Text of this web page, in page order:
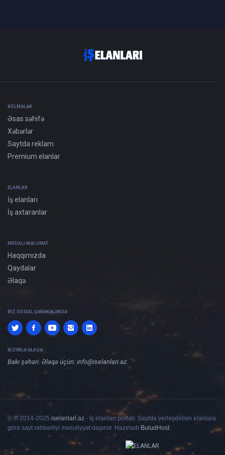
BÖLMƏLƏR
Əsas səhifə
Xəbərlər
Saytda reklam
Premium elanlar
ELANLAR
İş elanları
İş axtaranlar
FAYDALI MƏLUMAT
Haqqımızda
Qaydalar
Əlaqə
BIZ SOSIAL ŞƏBƏKƏLƏRDƏ
BIZIMLƏ ƏLAQƏ
Bakı şəhəri. Əlaqə üçün: info@iselanlari.az.
© © 2014-2025 iselanlari.az - İş elanları portalı. Saytda yerləşdirilən elanlara
görə sayt rəhbərliyi məsuliyyət daşımır. Hazırladı BuludHost.